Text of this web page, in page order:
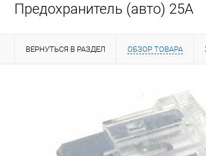
Предохранитель (авто) 25A
ВЕРНУТЬСЯ В РАЗДЕЛ ОБЗОР ТОВАРА